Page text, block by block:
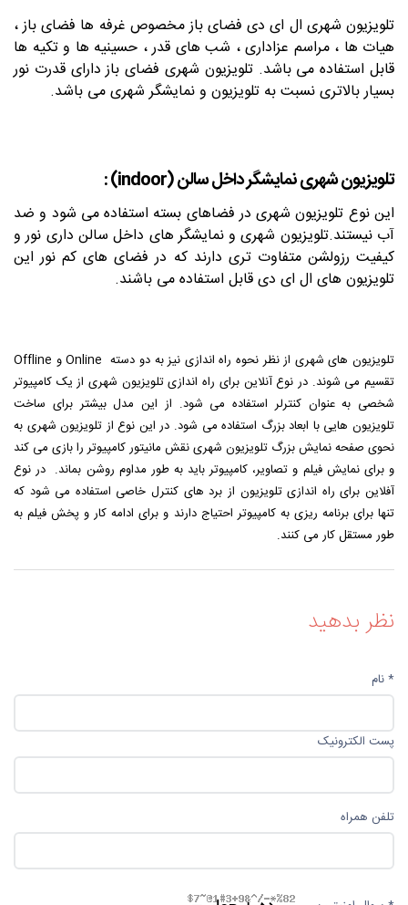
تلویزیون شهری ال ای دی فضای باز مخصوص غرفه ها فضای باز ،
هیات ها ، مراسم عزاداری ، شب های قدر ، حسینیه ها و تکیه ها
قابل استفاده می باشد. تلویزیون شهری فضای باز دارای قدرت نور
بسیار بالاتری نسبت به تلویزیون و نمایشگر شهری می باشد.
تلویزیون شهری نمایشگر داخل سالن (indoor) :
این نوع تلویزیون شهری در فضاهای بسته استفاده می شود و ضد
آب نیستند.تلویزیون شهری و نمایشگر های داخل سالن داری نور و
کیفیت رزولشن متفاوت تری دارند که در فضای های کم نور این
تلویزیون های ال ای دی قابل استفاده می باشند.
تلویزیون های شهری از نظر نحوه راه اندازی نیز به دو دسته Online و Offline
تقسیم می شوند. در نوع آنلاین برای راه اندازی تلویزیون شهری از یک کامپیوتر
شخصی به عنوان کنترلر استفاده می شود. از این مدل بیشتر برای ساخت
تلویزیون هایی با ابعاد بزرگ استفاده می شود. در این نوع از تلویزیون شهری به
نحوی صفحه نمایش بزرگ تلویزیون شهری نقش مانیتور کامپیوتر را بازی می کند
و برای نمایش فیلم و تصاویر، کامپیوتر باید به طور مداوم روشن بماند. در نوع
آفلاین برای راه اندازی تلویزیون از برد های کنترل خاصی استفاده می شود که
تنها برای برنامه ریزی به کامپیوتر احتیاج دارند و برای ادامه کار و پخش فیلم به
طور مستقل کار می کنند.
نظر بدهید
* نام
پست الکترونیک
تلفن همراه